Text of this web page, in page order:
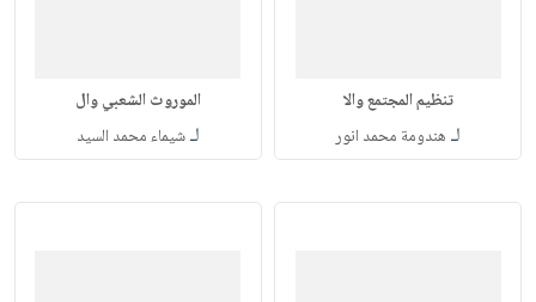
تنظيم المجتمع والا
لـ هندومة محمد انور
الموروث الشعبي وال
لـشيماء محمد السيد